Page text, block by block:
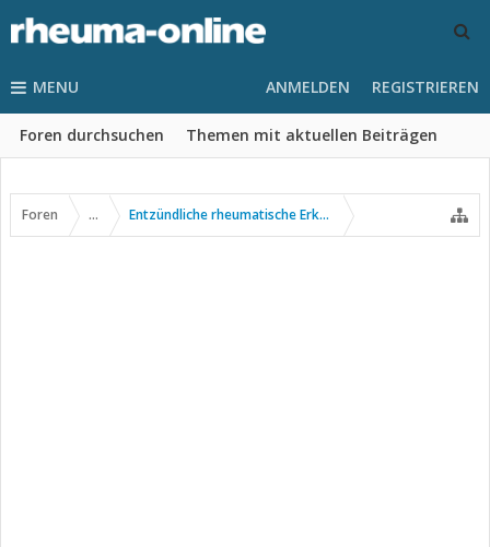
MENU
Foren durchsuchen Themen mit aktuellen Beiträgen
ANMELDEN REGISTRIEREN
Foren ... Entzündliche rheumatische Erkrankungen